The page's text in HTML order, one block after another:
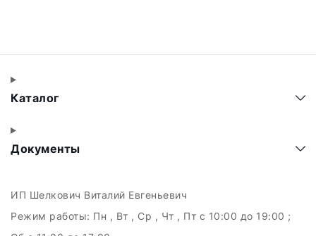
Каталог
Документы
ИП Шелкович Виталий Евгеньевич
Режим работы: Пн , Вт , Ср , Чт , Пт c 10:00 до 19:00 ;